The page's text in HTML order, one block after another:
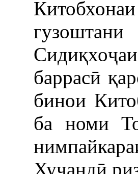
баррасӣ
бинои
ба номи
Хуҷандӣ